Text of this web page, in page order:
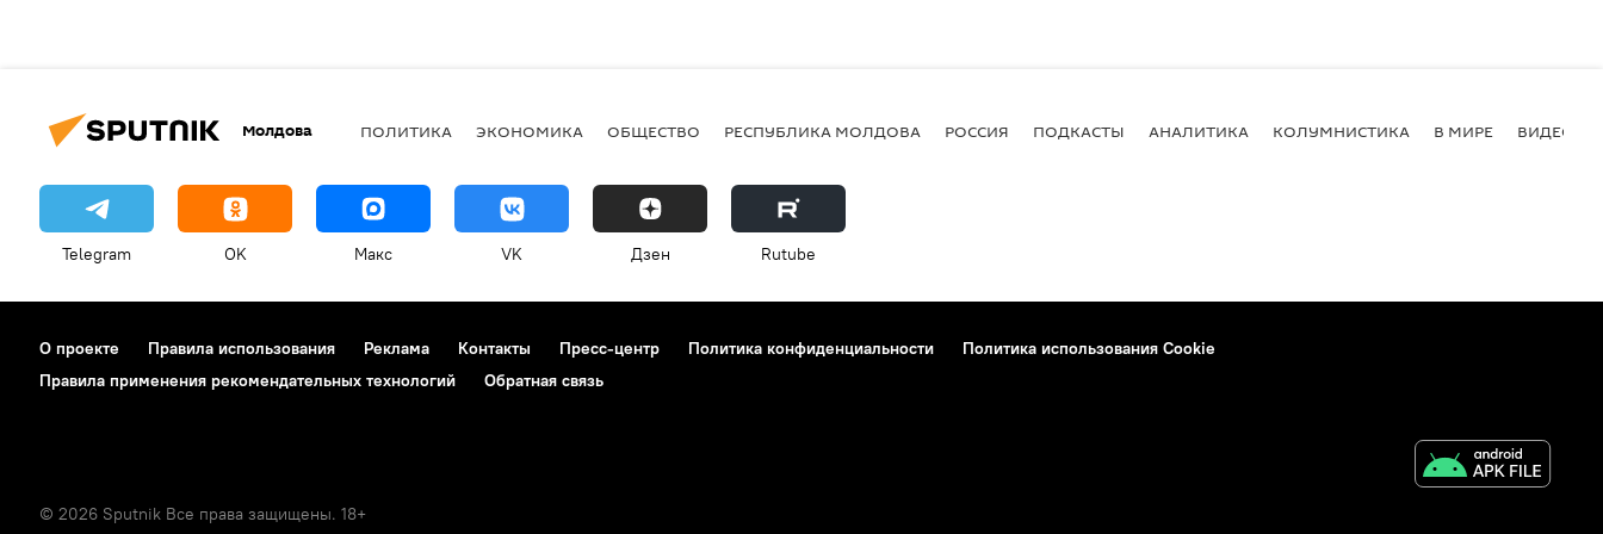
Молдова ПОЛИТИКА ЭКОНОМИКА ОБЩЕСТВО РЕСПУБЛИКА МОЛДОВА РОССИЯ ПОДКАСТЫ АНАЛИТИКА КОЛУМНИСТИКА В МИРЕ ВИДЕО
Telegram OK Макс VK Дзен Rutube
О проекте Правила использования Реклама Контакты Пресс-центр Политика конфиденциальности
Политика использования Cookie
Правила применения рекомендательных технологий
Обратная связь
© 2026 Sputnik Все права защищены. 18+